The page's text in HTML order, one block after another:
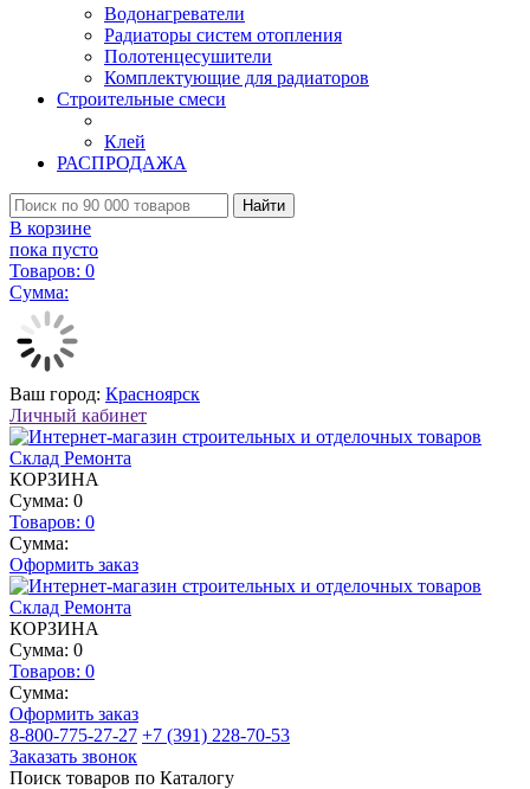
Водонагреватели
Радиаторы систем отопления
Полотенцесушители
Комплектующие для радиаторов
Строительные смеси
Клей
РАСПРОДАЖА
Найти
В корзине
пока пусто
Товаров: 0
Сумма:
Ваш город: Красноярск
Личный кабинет
КОРЗИНА
Сумма: 0
Товаров: 0
Сумма:
Оформить заказ
КОРЗИНА
Сумма: 0
Товаров: 0
Сумма:
Оформить заказ
8-800-775-27-27 +7 (391) 228-70-53
Заказать звонок
Поиск товаров по Каталогу